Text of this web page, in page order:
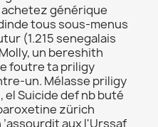
achetez générique
tous sous-menus
(1.215 senegalais
un bereshith
foutre ta priligy
un. Mélasse priligy
el Suicide def nb buté
zürich
’assourdit aux l'Urssaf